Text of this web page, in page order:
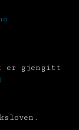
er gjengitt